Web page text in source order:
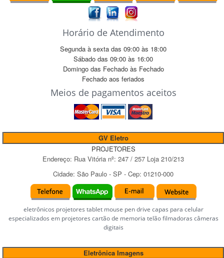
Horário de Atendimento
Segunda à sexta das 09:00 às 18:00
Sábado das 09:00 às 16:00
Domingo das Fechadoàs Fechado
Fechado aos feriados
Meios de pagamentos aceitos
GV Eletro
PROJETORES
Endereço: Rua Vitória nº: 247 / 257 Loja 210/213
Cidade: São Paulo - SP - Cep: 01210-000
eletrônicos projetores tablet mouse pen drive capas para celular
especializados em projetores cartão de memoria telão filmadoras câmeras
digitais
Eletrônica Imagens